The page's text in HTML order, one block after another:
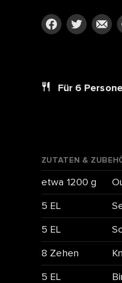
Für 6
ZUTATEN &
etwa 1200 g
5 EL
5 EL
8 Zehen
5 EL